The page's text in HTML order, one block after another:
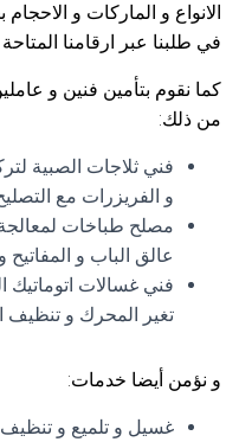
الانواع و الماركات و
في طلبنا عبر ارقامنا
كما نقوم بتأمين فنين و
من ذلك:
فني ثلاجات الصبية
و الفريزرات مع
مصلح طباخات لمعالجة
عالق الباب و
فني غسالات اتوماتيك
تغير المحرك و تنظيف
و نؤمن أيضا خدمات:
غسيل و تلميع و تنظيف